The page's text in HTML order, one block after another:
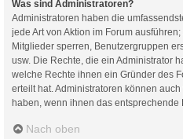
Was sind Administratoren?
Administratoren haben die
jede Art von Aktion im Forum
Mitglieder sperren, Benutzergruppen
usw. Die Rechte, die ein Administrator
welche Rechte ihnen ein Gründer des
erteilt hat. Administratoren können
haben, wenn ihnen das entsprechende
Nach oben